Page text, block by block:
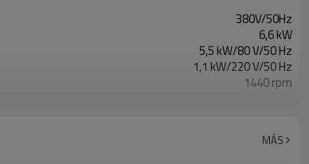
380V/50Hz
6,6 kW
5,5 kW/80 V/50 Hz
1,1 kW/220 V/50 Hz
1440 rpm
MÁS